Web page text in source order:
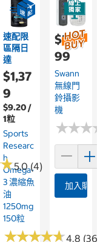
★
★5.0 (4)
速配限
區隔日
達
$1,37
9
$9.20 /
1粒
Sports
Researc
H
Omega-
3 濃縮魚
油
1250mg
150粒
★★★★★
★★★★★4.8
$2,9
99
Swann
無線門
鈴攝影
機
★★★
★★★
加入購物